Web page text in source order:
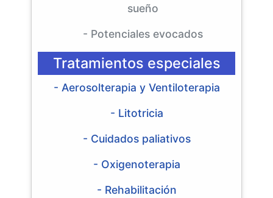
sueño
- Potenciales evocados
Tratamientos especiales
- Aerosolterapia y Ventiloterapia
- Litotricia
- Cuidados paliativos
- Oxigenoterapia
- Rehabilitación